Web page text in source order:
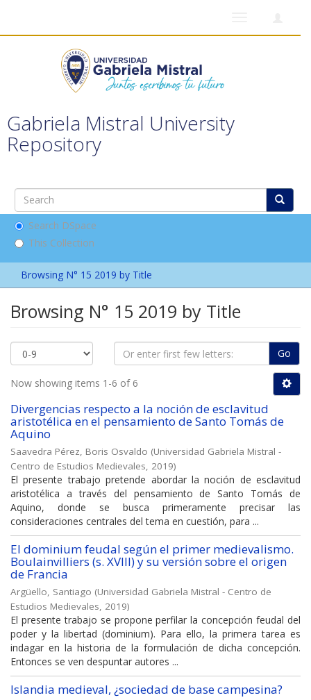
Gabriela Mistral University
Repository
Search DSpace
This Collection
Browsing N° 15 2019 by Title
Browsing N° 15 2019 by Title
Go
Now showing items 1-6 of 6
Divergencias respecto a la noción de esclavitud
aristotélica en el pensamiento de Santo Tomás de
Aquino
Saavedra Pérez, Boris Osvaldo (Universidad Gabriela Mistral -
Centro de Estudios Medievales, 2019)
El presente trabajo pretende abordar la noción de esclavitud
aristotélica a través del pensamiento de Santo Tomás de
Aquino, donde se busca primeramente precisar las
consideraciones centrales del tema en cuestión, para ...
El dominium feudal según el primer medievalismo.
Boulainvilliers (s. XVIII) y su versión sobre el origen
de Francia
Argüello, Santiago (Universidad Gabriela Mistral - Centro de
Estudios Medievales, 2019)
El presente trabajo se propone perfilar la concepción feudal del
poder y la libertad (dominium). Para ello, la primera tarea es
indagar en la historia de la formulación de dicha concepción.
Entonces se ven despuntar autores ...
Islandia medieval, ¿sociedad de base campesina?